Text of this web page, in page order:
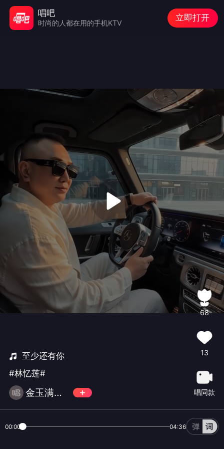
至少还有你
#林忆莲#
金玉满堂卍风云
68
13
唱同款
00:00 04:36
唱吧
时尚的人都在用的手机KTV
立即打开